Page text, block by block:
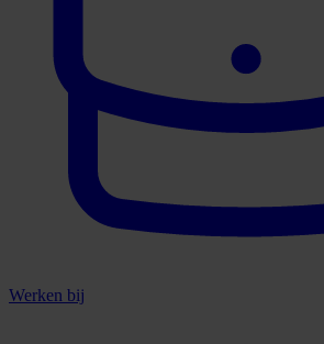
Werken bij